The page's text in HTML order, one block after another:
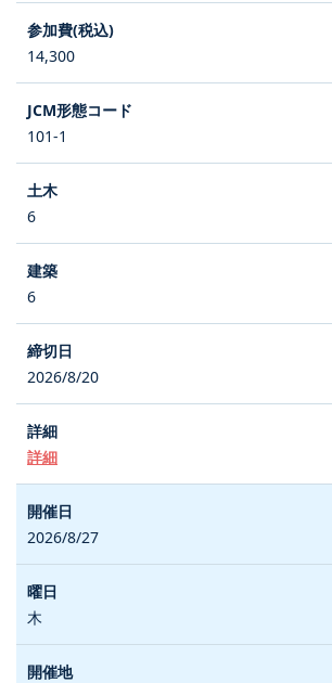
14,300
101-1
6
6
2026/8/20
詳細
2026/8/27
木